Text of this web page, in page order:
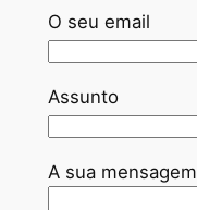
O seu email
Assunto
A sua mensagem